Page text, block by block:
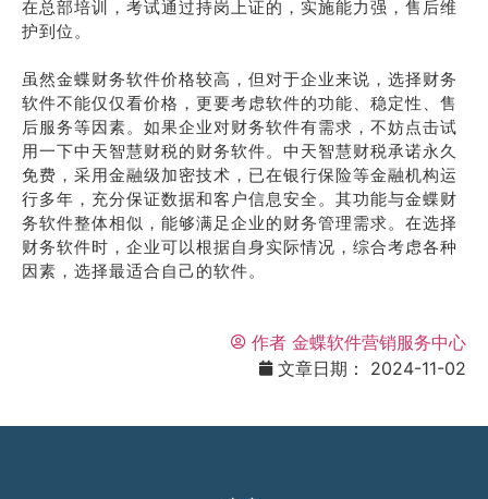
在总部培训，考试通过持岗上证的，实施能力强，售后维
护到位。
虽然金蝶财务软件价格较高，但对于企业来说，选择财务
软件不能仅仅看价格，更要考虑软件的功能、稳定性、售
后服务等因素。如果企业对财务软件有需求，不妨点击试
用一下中天智慧财税的财务软件。中天智慧财税承诺永久
免费，采用金融级加密技术，已在银行保险等金融机构运
行多年，充分保证数据和客户信息安全。其功能与金蝶财
务软件整体相似，能够满足企业的财务管理需求。在选择
财务软件时，企业可以根据自身实际情况，综合考虑各种
因素，选择最适合自己的软件。
作者 金蝶软件营销服务中心
文章日期：
2024-11-02